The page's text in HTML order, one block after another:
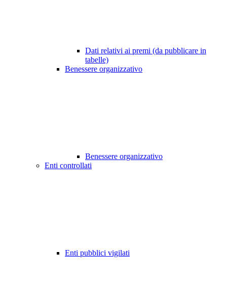
Dati relativi ai premi (da pubblicare in
tabelle)
Benessere organizzativo
Benessere organizzativo
Enti controllati
Enti pubblici vigilati